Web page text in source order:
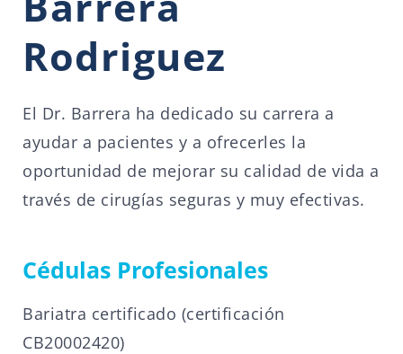
Rodriguez
El Dr. Barrera ha dedicado su carrera a
ayudar a pacientes y a ofrecerles la
oportunidad de mejorar su calidad de vida a
través de cirugías seguras y muy efectivas.
Cédulas Profesionales
Bariatra certificado (certificación
CB20002420)